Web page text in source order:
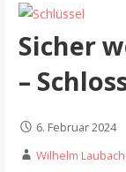
Sicher
–
6. Februar 2024
Wilhelm Laubach